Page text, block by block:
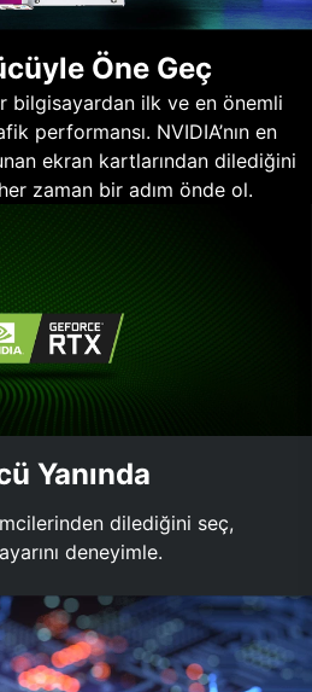
Öne Geç
bilgisayardan ilk ve en önemli
performansı. NVIDIA’nın en
ekran kartlarından dilediğini
zaman bir adım önde ol.
Yanında
dilediğini seç,
deneyimle.